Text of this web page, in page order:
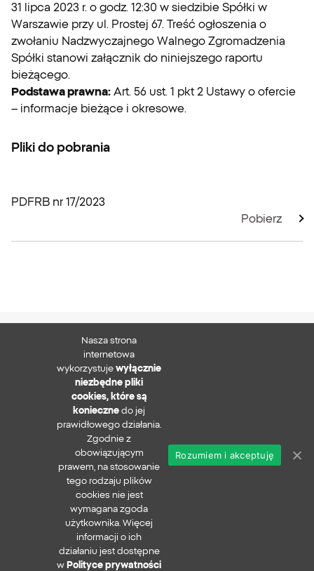
31 lipca 2023 r. o godz. 12:30 w siedzibie Spółki w
Warszawie przy ul. Prostej 67. Treść ogłoszenia o
zwołaniu Nadzwyczajnego Walnego Zgromadzenia
Spółki stanowi załącznik do niniejszego raportu
bieżącego.
Podstawa prawna: Art. 56 ust. 1 pkt 2 Ustawy o ofercie
– informacje bieżące i okresowe.
Pliki do pobrania
PDFRB nr 17/2023
Pobierz
XTB S.A.
Zapisz się do newslettera
2026
Wszystkie prawa zastrzeżone
Polityka prywatności
Zgłaszanie nadużyć
Bezpieczeństwo w sieci
Nasza strona
internetowa
wykorzystuje wyłącznie
niezbędne pliki
cookies, które są
konieczne do jej
prawidłowego działania.
Zgodnie z
obowiązującym
prawem, na stosowanie
tego rodzaju plików
cookies nie jest
wymagana zgoda
użytkownika. Więcej
informacji o ich
działaniu jest dostępne
w Polityce prywatności
Rozumiem i akceptuję